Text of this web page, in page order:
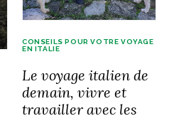
CONSEILS POUR VOTRE VOYAGE
EN ITALIE
Le voyage italien de
demain, vivre et
travailler avec les